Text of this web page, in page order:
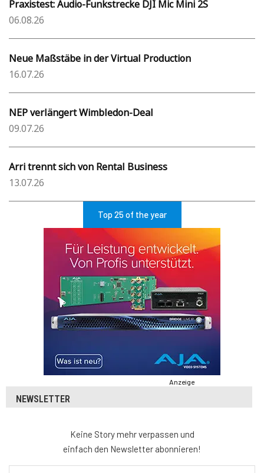
Praxistest: Audio-Funkstrecke DJI Mic Mini 2S
06.08.26
Neue Maßstäbe in der Virtual Production
16.07.26
NEP verlängert Wimbledon-Deal
09.07.26
Arri trennt sich von Rental Business
13.07.26
Top 25 of the year
Anzeige
NEWSLETTER
Keine Story mehr verpassen und
einfach den Newsletter abonnieren!